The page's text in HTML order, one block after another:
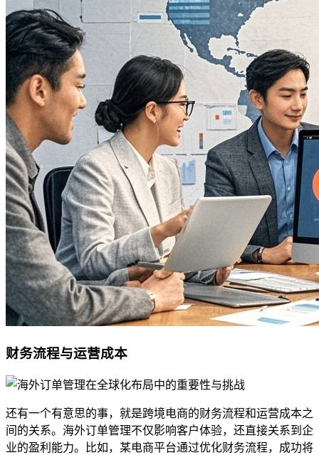
财务流程与运营成本
还有一个有意思的事，就是跨境电商的财务流程和运营成本之
间的关系。海外订单管理不仅影响客户体验，还直接关系到企
业的盈利能力。比如，某电商平台通过优化财务流程，成功将